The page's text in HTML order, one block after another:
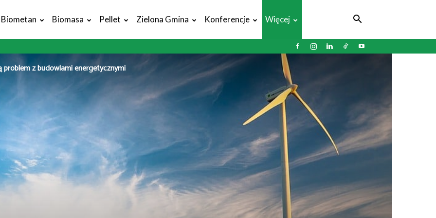
Biometan Biomasa Pellet Zielona Gmina Konferencje Więcej
problem z budowlami energetycznymi